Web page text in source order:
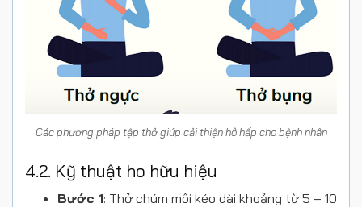
Các phương pháp tập thở giúp cải thiện hô hấp cho bệnh nhân
4.2. Kỹ thuật ho hữu hiệu
Bước 1: Thở chúm môi kéo dài khoảng từ 5 – 10